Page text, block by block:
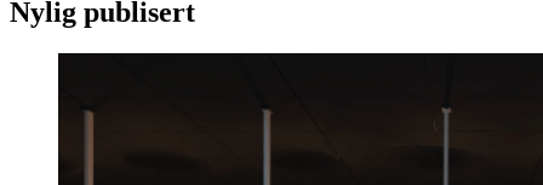
Nylig publisert